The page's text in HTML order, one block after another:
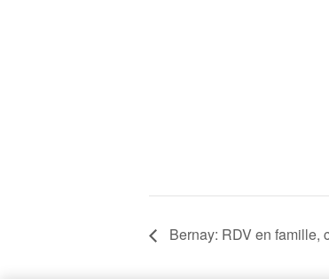
Bernay: RDV en famille,